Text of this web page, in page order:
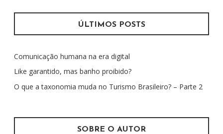
q
i
a
r
p
:
ÚLTIMOS POSTS
Comunicação humana na era digital
Like garantido, mas banho proibido?
O que a taxonomia muda no Turismo Brasileiro? – Parte 2
SOBRE O AUTOR